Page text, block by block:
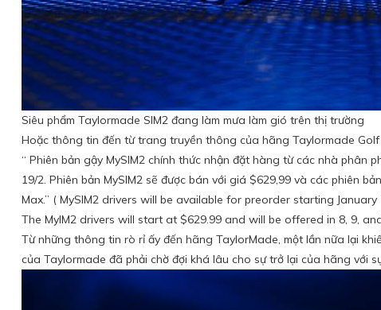
Siêu phẩm Taylormade SIM2 đang làm mưa làm gió trên thị trường
Hoặc thông tin đến từ trang truyền thông của hãng Taylormade Golf
“ Phiên bản gậy MySIM2 chính thức nhận đặt hàng từ các nhà phân
19/2. Phiên bản MySIM2 sẽ được bán với giá $629,99 và các phiên
Max.” ( MySIM2 drivers will be available for preorder starting
The MyIM2 drivers will start at $629.99 and will be offered in 8, 9,
Từ những thông tin rò rỉ ấy đến hãng TaylorMade, một lần nữa lại
của Taylormade đã phải chờ đợi khá lâu cho sự trở lại của hãng với